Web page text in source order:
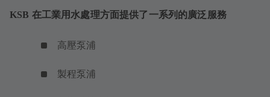
KSB 在工業用水處理方面提供了一系列的廣泛服務
高壓泵浦
製程泵浦